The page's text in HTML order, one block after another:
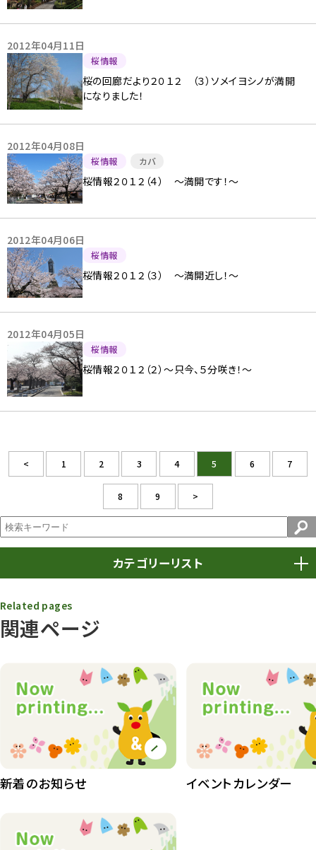
2012年04月11日
桜情報
桜の回廊だより２０１２ （３）ソメイヨシノが満開
になりました！
2012年04月08日
桜情報 カバ
桜情報２０１２（４） 〜満開です！〜
2012年04月06日
桜情報
桜情報２０１２（３） 〜満開近し！〜
2012年04月05日
桜情報
桜情報２０１２（２）〜只今、５分咲き！〜
< 1 2 3 4 5 6 7
8 9 >
カテゴリーリスト
動物園
動物園その他 117
植物園 510
植物たち 407
植物園長の庭
桜情報
関連ページ
Related pages
新着のお知らせ イベントカレンダー